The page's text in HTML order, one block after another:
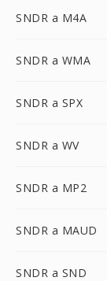
SNDR a M4A
SNDR a WMA
SNDR a SPX
SNDR a WV
SNDR a MP2
SNDR a MAUD
SNDR a SND